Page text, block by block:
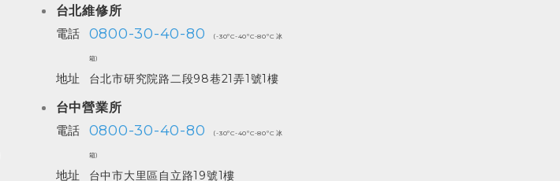
台北維修所
電話
0800-30-40-80 (-30ºC-40ºC-80ºC 冰
箱)
地址 台北市研究院路二段98巷21弄1號1樓
台中營業所
電話
0800-30-40-80 (-30ºC-40ºC-80ºC 冰
箱)
地址 台中市大里區自立路19號1樓